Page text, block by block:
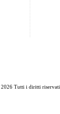
Tutti i diritti riservati.